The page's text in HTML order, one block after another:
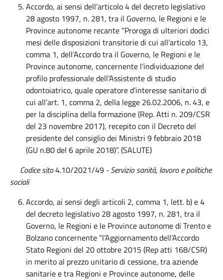
Accordo, ai sensi dell’articolo 4 del decreto legislativo
28 agosto 1997, n. 281, tra il Governo, le Regioni e le
Province autonome recante “Proroga di ulteriori dodici
mesi delle disposizioni transitorie di cui all’articolo 13,
comma 1, dell’Accordo tra il Governo, le Regioni e le
Province autonome, concernente l’individuazione del
profilo professionale dell’Assistente di studio
odontoiatrico, quale operatore d’interesse sanitario di
cui all’art. 1, comma 2, della legge 26.02.2006, n. 43, e
per la disciplina della formazione (Rep. Atti n. 209/CSR
del 23 novembre 2017), recepito con il Decreto del
presidente del consiglio dei Ministri 9 febbraio 2018
(GU n.80 del 6 aprile 2018)”. (SALUTE)
Codice sito4.10/2021/49 - Servizio sanità, lavoro e politiche
sociali
Accordo, ai sensi degli articoli 2, comma 1, lett. b) e 4
del decreto legislativo 28 agosto 1997, n. 281, tra il
Governo, le Regioni e le Province autonome di Trento e
Bolzano concernente “l’Aggiornamento dell’Accordo
Stato Regioni del 20 ottobre 2015 (Rep atti 168/CSR)
in merito al prezzo unitario di cessione, tra aziende
sanitarie e tra Regioni e Province autonome, delle